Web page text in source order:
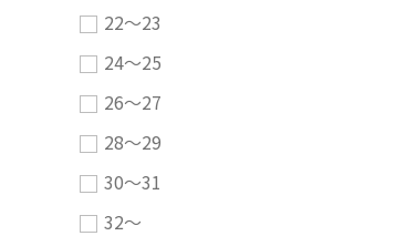
22～23
24～25
26～27
28～29
30～31
32～